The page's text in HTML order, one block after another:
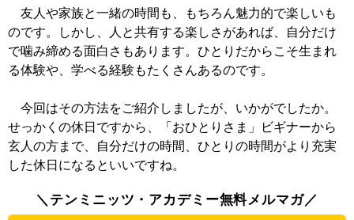
友人や家族と一緒の時間も、もちろん魅力的で楽しいも
のです。しかし、人と共有する楽しさがあれば、自分だけ
で噛み締める面白さもあります。ひとりだからこそ生まれ
る体験や、学べる経験もたくさんあるのです。
今回はその方法をご紹介しましたが、いかがでしたか。
せっかくの休日ですから、「おひとりさま」ビギナーから
玄人の方まで、自分だけの時間、ひとりの時間がより充実
した休日になるといいですね。
＼テンミニッツ・アカデミー無料メルマガ／